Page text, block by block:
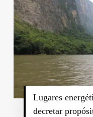
Lugares
decretar